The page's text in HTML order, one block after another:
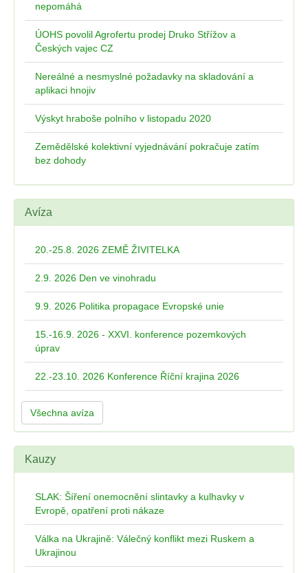
nepomáhá
ÚOHS povolil Agrofertu prodej Druko Střížov a
Českých vajec CZ
Nereálné a nesmyslné požadavky na skladování a
aplikaci hnojiv
Výskyt hraboše polního v listopadu 2020
Zemědělské kolektivní vyjednávání pokračuje zatím
bez dohody
Avíza
20.-25.8. 2026 ZEMĚ ŽIVITELKA
2.9. 2026 Den ve vinohradu
9.9. 2026 Politika propagace Evropské unie
15.-16.9. 2026 - XXVI. konference pozemkových
úprav
22.-23.10. 2026 Konference Říční krajina 2026
Všechna avíza
Kauzy
SLAK: Šíření onemocnění slintavky a kulhavky v
Evropě, opatření proti nákaze
Válka na Ukrajině: Válečný konflikt mezi Ruskem a
Ukrajinou